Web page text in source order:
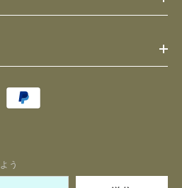
う